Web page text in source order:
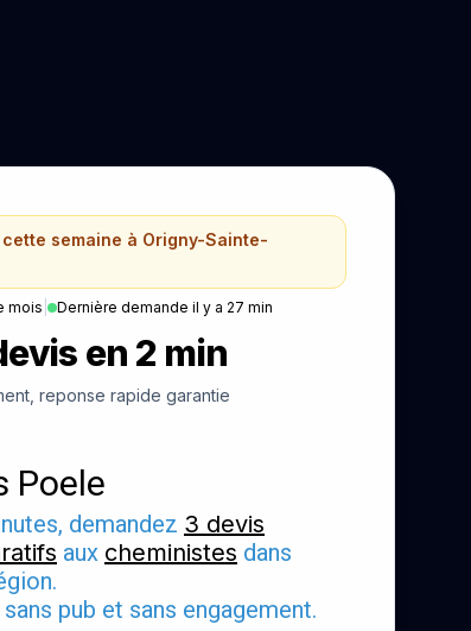
semaine à Origny-Sainte-
mois Dernière demande il y a 27 min
en 2 min
reponse rapide garantie
Poele
demandez 3 devis
aux cheministes dans
pub et sans engagement.